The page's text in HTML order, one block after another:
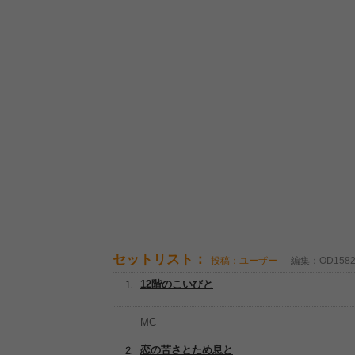
セットリスト： 投稿：ユーザー 編集：OD1582
12階のこいびと
MC
恋の苦さとため息と